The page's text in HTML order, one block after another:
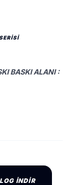
BASKI ALANI :
İNDİR